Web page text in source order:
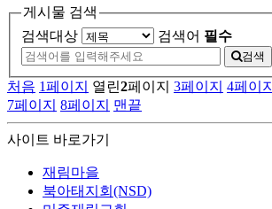
게시물 검색
검색대상
검색어 필수
검색
처음 1페이지 열린2페이지 3페이지 4페이지
7페이지 8페이지 맨끝
사이트 바로가기
재림마을
북아태지회(NSD)